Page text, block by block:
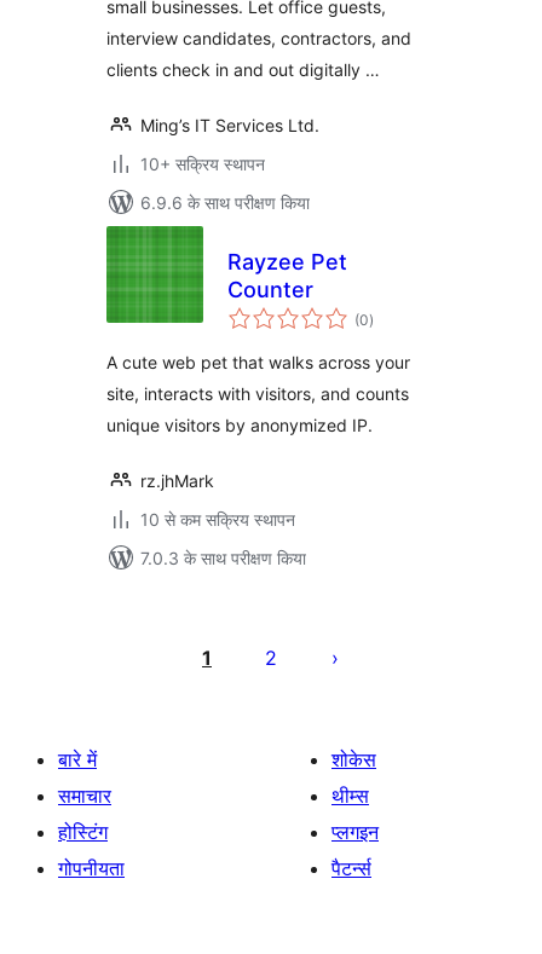
small businesses. Let office guests,
interview candidates, contractors, and
clients check in and out digitally …
Ming’s IT Services Ltd.
10+ सक्रिय स्थापन
6.9.6 के साथ परीक्षण किया
Rayzee Pet
Counter
(0कुल
दर)
A cute web pet that walks across your
site, interacts with visitors, and counts
unique visitors by anonymized IP.
rz.jhMark
10 से कम सक्रिय स्थापन
7.0.3 के साथ परीक्षण किया
1 2
बारे में
समाचार
होस्टिंग
गोपनीयता
शोकेस
थीम्स
प्लगइन
पैटर्न्स